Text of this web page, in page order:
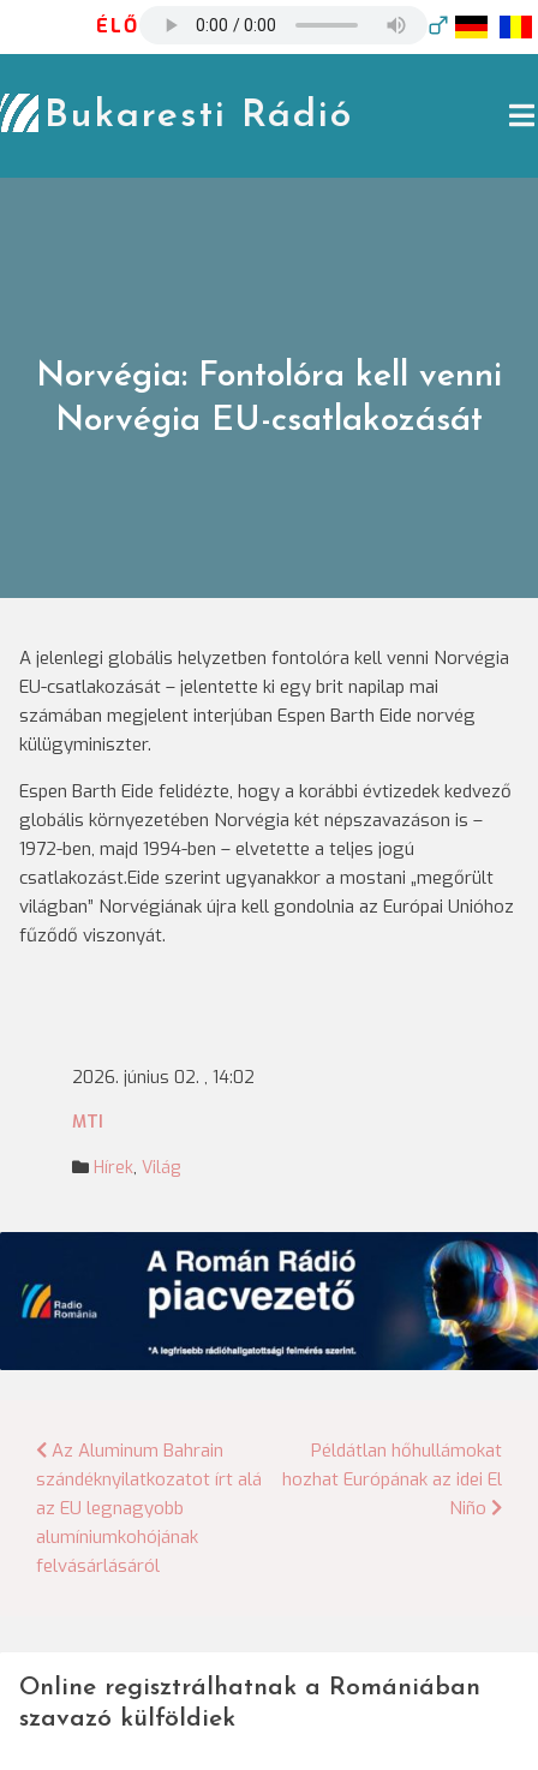
ÉLŐ
Bukaresti Rádió
Norvégia: Fontolóra kell venni
Norvégia EU-csatlakozását
A jelenlegi globális helyzetben fontolóra kell venni Norvégia
EU-csatlakozását – jelentette ki egy brit napilap mai
számában megjelent interjúban Espen Barth Eide norvég
külügyminiszter.
Espen Barth Eide felidézte, hogy a korábbi évtizedek kedvező
globális környezetében Norvégia két népszavazáson is –
1972-ben, majd 1994-ben – elvetette a teljes jogú
csatlakozást.Eide szerint ugyanakkor a mostani „megőrült
világban” Norvégiának újra kell gondolnia az Európai Unióhoz
fűződő viszonyát.
2026. június 02. , 14:02
MTI
Hírek, Világ
Bejegyzés
navigáció
Az Aluminum Bahrain
szándéknyilatkozatot írt alá
az EU legnagyobb
alumíniumkohójának
felvásárlásáról
Példátlan hőhullámokat
hozhat Európának az idei El
Niño
Online regisztrálhatnak a Romániában
szavazó külföldiek